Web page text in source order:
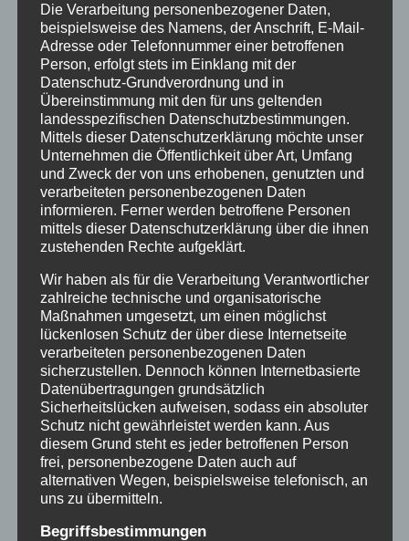
Menschen beschreiben dabei detaillierte
Szenen in Ess- und Schlafräumen und wissen
noch, wo ihr Bett stand und wie an einem
bestimmten Tag das Licht durch die Vorhänge
fiel. Sie beschreiben Gerüche, an den
Schlafsaal, den Waschraum, das Essen,
Farben, gestochen scharfe Filmszenen ihrer
traumatischen Erlebnisse und erleben dabei
erneut tiefe Gefühle von Angst und Bedrohung.
Andere haben schwere Körpersymptome und
Alpträume, die sich durch bestimmte Fakten
auf Verschickungserfahrungen zurückführen
lassen. Sie alle erleben einen ungeheuren
Kräftezuwachs aus dem Gefühl, nicht mehr
allein mit ihrem Leid und nicht schuld daran
gewesen zu sein, sie engagieren sich in
gegenseitigem Austausch, in Beratung,
Vernetzung und Recherche, sie streben an,
mehr über diese Einrichtungen herauszufinden.
Und haben es getan, die ersten Recherchen
und Forschung zu diesem Thema kamen von
Betroffenen.
Die Verarbeitung personenbezogener Daten,
beispielsweise des Namens, der Anschrift, E-Mail-
Adresse oder Telefonnummer einer betroffenen
Person, erfolgt stets im Einklang mit der
Datenschutz-Grundverordnung und in
Übereinstimmung mit den für uns geltenden
landesspezifischen Datenschutzbestimmungen.
Mittels dieser Datenschutzerklärung möchte unser
Unternehmen die Öffentlichkeit über Art, Umfang
und Zweck der von uns erhobenen, genutzten und
verarbeiteten personenbezogenen Daten
informieren. Ferner werden betroffene Personen
mittels dieser Datenschutzerklärung über die ihnen
zustehenden Rechte aufgeklärt.
Wir haben als für die Verarbeitung Verantwortlicher
zahlreiche technische und organisatorische
Maßnahmen umgesetzt, um einen möglichst
lückenlosen Schutz der über diese Internetseite
verarbeiteten personenbezogenen Daten
sicherzustellen. Dennoch können Internetbasierte
Datenübertragungen grundsätzlich
Sicherheitslücken aufweisen, sodass ein absoluter
Schutz nicht gewährleistet werden kann. Aus
diesem Grund steht es jeder betroffenen Person
frei, personenbezogene Daten auch auf
alternativen Wegen, beispielsweise telefonisch, an
uns zu übermitteln.
Begriffsbestimmungen